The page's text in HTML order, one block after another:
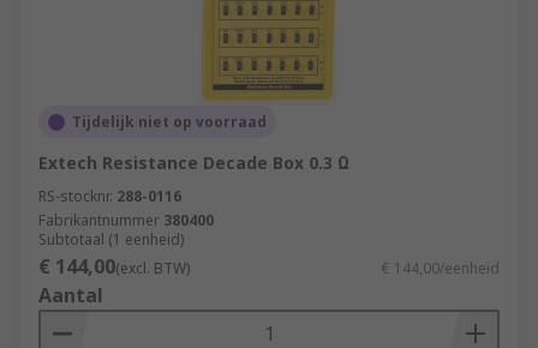
Tijdelijk niet op voorraad
Extech Resistance Decade Box 0.3 Ω
RS-stocknr. 288-0116
Fabrikantnummer 380400
Subtotaal (1 eenheid)
€ 144,00(excl. BTW) € 144,00/eenheid
Aantal